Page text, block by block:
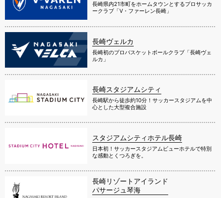
長崎県内21市町をホームタウンとするプロサッカ
ークラブ「V・ファーレン長崎」
長崎ヴェルカ
長崎初のプロバスケットボールクラブ「長崎ヴェ
ルカ」
長崎スタジアムシティ
長崎駅から徒歩約10分！サッカースタジアムを中
心とした大型複合施設
スタジアムシティホテル長崎
日本初！サッカースタジアムビューホテルで特別
な感動とくつろぎを。
長崎リゾートアイランド
パサージュ琴海